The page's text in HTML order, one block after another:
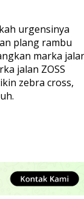
urgensinya
plang rambu
marka
jalan ZOSS
zebra cross,